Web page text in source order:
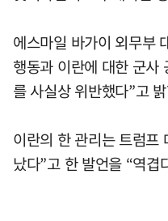
에스마일 바가이 외무부
행동과 이란에 대한 군사
를 사실상 위반했다”고
이란의 한 관리는 트럼프
났다”고 한 발언을 “역겹